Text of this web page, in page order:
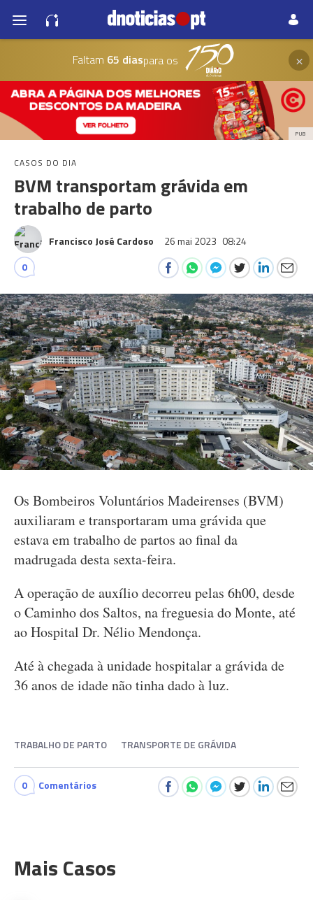
Faltam 65 diaspara os ×
PUB
CASOS DO DIA
BVM transportam grávida em
trabalho de parto
Francisco José Cardoso 26 mai 2023 08:24
0
Os Bombeiros Voluntários Madeirenses (BVM)
auxiliaram e transportaram uma grávida que
estava em trabalho de partos ao final da
madrugada desta sexta-feira.
A operação de auxílio decorreu pelas 6h00, desde
o Caminho dos Saltos, na freguesia do Monte, até
ao Hospital Dr. Nélio Mendonça.
Até à chegada à unidade hospitalar a grávida de
36 anos de idade não tinha dado à luz.
TRABALHO DE PARTO TRANSPORTE DE GRÁVIDA
0 Comentários
Mais Casos